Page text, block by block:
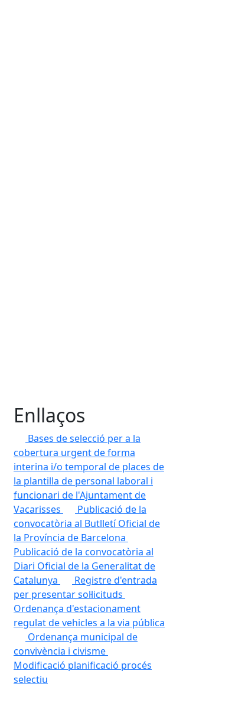
Enllaços
Bases de selecció per a la
cobertura urgent de forma
interina i/o temporal de places de
la plantilla de personal laboral i
funcionari de l'Ajuntament de
Vacarisses
Publicació de la
convocatòria al Butlletí Oficial de
la Província de Barcelona
Publicació de la convocatòria al
Diari Oficial de la Generalitat de
Catalunya
Registre d'entrada
per presentar sol·licituds
Ordenança d'estacionament
regulat de vehicles a la via pública
Ordenança municipal de
convivència i civisme
Modificació planificació procés
selectiu